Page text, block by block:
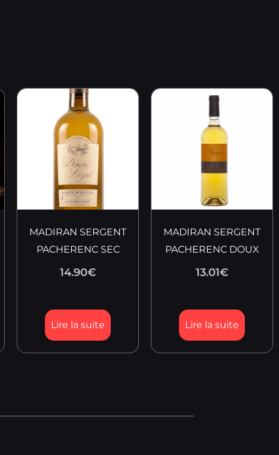
MADIRAN SERGENT
PACHERENC SEC
14.90€
Lire la suite
MADIRAN SERGENT
PACHERENC DOUX
13.01€
Lire la suite